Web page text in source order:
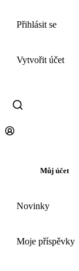
Přihlásit se
Vytvořit účet
Můj účet
Novinky
Moje příspěvky